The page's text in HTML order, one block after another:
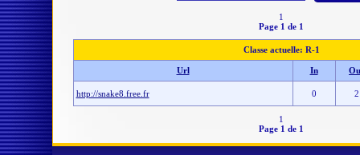
1
Page 1 de 1
Classe actuelle: R-1
Url In
http://snake8.free.fr 0 2
1
Page 1 de 1